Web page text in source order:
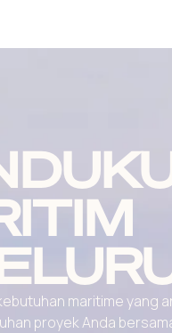
maritime yang
proyek Anda